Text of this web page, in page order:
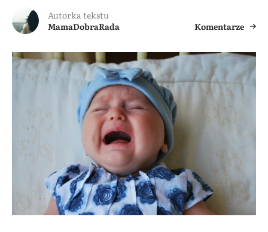
Autorka tekstu
MamaDobraRada
Komentarze